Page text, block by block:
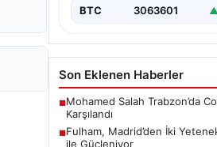
BTC 3063601
Son Eklenen Haberler
■Mohamed Salah Trabzon’da
Karşılandı
■Fulham, Madrid’den İki
ile Güçleniyor